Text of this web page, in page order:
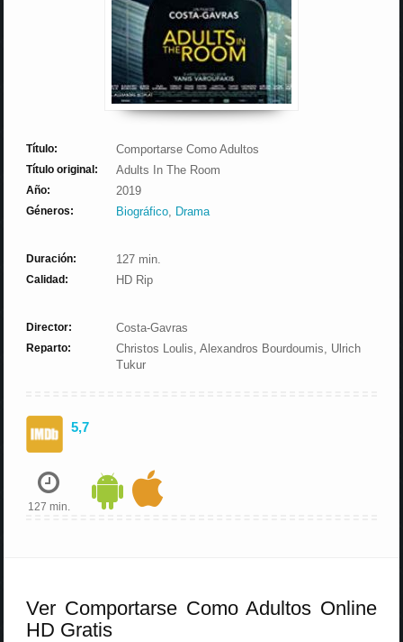
Título: Comportarse Como Adultos
Título original: Adults In The Room
Año: 2019
Géneros: Biográfico, Drama
Duración: 127 min.
Calidad: HD Rip
Director: Costa-Gavras
Reparto:
Christos Loulis, Alexandros Bourdoumis, Ulrich
Tukur
5,7
127 min.
Ver Comportarse Como Adultos Online
HD Gratis